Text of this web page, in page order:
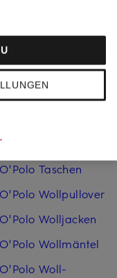
Taschen
Wollpullover
Woll­jacken
Woll­mäntel
Woll­